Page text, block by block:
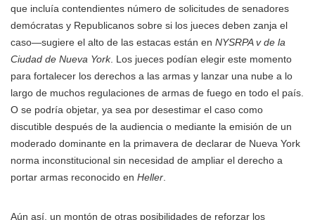
que incluía contendientes número de solicitudes de senadores
demócratas y Republicanos sobre si los jueces deben zanja el
caso—sugiere el alto de las estacas están en NYSRPA v de la
Ciudad de Nueva York. Los jueces podían elegir este momento
para fortalecer los derechos a las armas y lanzar una nube a lo
largo de muchos regulaciones de armas de fuego en todo el país.
O se podría objetar, ya sea por desestimar el caso como
discutible después de la audiencia o mediante la emisión de un
moderado dominante en la primavera de declarar de Nueva York
norma inconstitucional sin necesidad de ampliar el derecho a
portar armas reconocido en Heller
Aún así, un montón de otras posibilidades de reforzar los